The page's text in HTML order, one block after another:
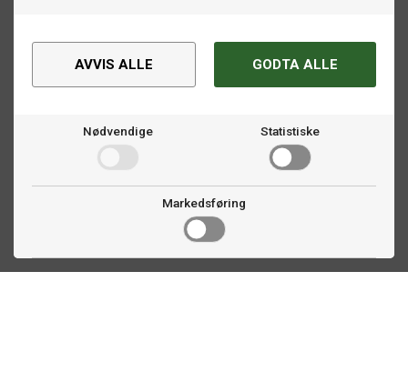
AVVIS ALLE GODTA ALLE
Nødvendige Statistiske
Markedsføring